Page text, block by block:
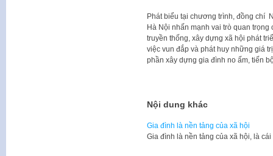
Phát biểu tại chương trình, đồng chí
Hà Nội nhấn mạnh vai trò quan
truyền thống, xây dựng xã hội phát
việc vun đắp và phát huy những giá
phần xây dựng gia đình no ấm, tiến
Nội dung khác
Gia đình là nền tảng của xã hội
Gia đình là nền tảng của xã hội, là